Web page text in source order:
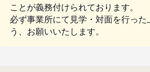
ことが義務付けられております。
必ず事業所にて見学・対面を行っ
う、お願いいたします。